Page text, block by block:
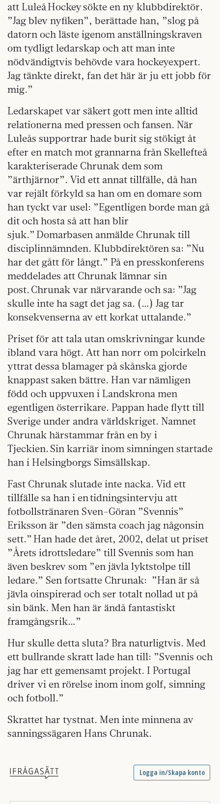
att Luleå Hockey sökte en ny klubbdirektör.
”Jag blev nyfiken”, berättade han, ”slog på
datorn och läste igenom anställningskraven
om tydligt ledarskap och att man inte
nödvändigtvis behövde vara hockeyexpert.
Jag tänkte direkt, fan det här är ju ett jobb för
mig.”
Ledarskapet var säkert gott men inte alltid
relationerna med pressen och fansen. När
Luleås supportrar hade burit sig stökigt åt
efter en match mot grannarna från Skellefteå
karakteriserade Chrunak dem som
”ärthjärnor”. Vid ett annat tillfälle, då han
var rejält förkyld sa han om en domare som
han tyckt var usel: ”Egentligen borde man gå
dit och hosta så att han blir
sjuk.” Domarbasen anmälde Chrunak till
disciplinnämnden. Klubbdirektören sa: ”Nu
har det gått för långt.” På en presskonferens
meddelades att Chrunak lämnar sin
post. Chrunak var närvarande och sa: ”Jag
skulle inte ha sagt det jag sa. (…) Jag tar
konsekvenserna av ett korkat uttalande.”
Priset för att tala utan omskrivningar kunde
ibland vara högt. Att han norr om polcirkeln
yttrat dessa blamager på skånska gjorde
knappast saken bättre. Han var nämligen
född och uppvuxen i Landskrona men
egentligen österrikare. Pappan hade flytt till
Sverige under andra världskriget. Namnet
Chrunak härstammar från en by i
Tjeckien. Sin karriär inom simningen startade
han i Helsingborgs Simsällskap.
Fast Chrunak slutade inte nacka. Vid ett
tillfälle sa han i en tidningsintervju att
fotbollstränaren Sven-Göran ”Svennis”
Eriksson är ”den sämsta coach jag någonsin
sett.” Han hade det året, 2002, delat ut priset
”Årets idrottsledare” till Svennis som han
även beskrev som ”en jävla lyktstolpe till
ledare.” Sen fortsatte Chrunak: ”Han är så
jävla oinspirerad och ser totalt nollad ut på
sin bänk. Men han är ändå fantastiskt
framgångsrik…”
Hur skulle detta sluta? Bra naturligtvis. Med
ett bullrande skratt lade han till: ”Svennis och
jag har ett gemensamt projekt. I Portugal
driver vi en rörelse inom inom golf, simning
och fotboll.”
Skrattet har tystnat. Men inte minnena av
sanningssägaren Hans Chrunak.